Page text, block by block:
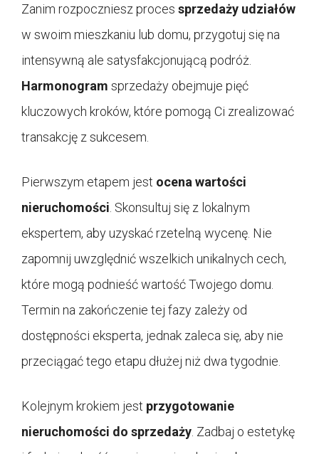
Zanim rozpoczniesz proces sprzedaży udziałów
w swoim mieszkaniu lub domu, przygotuj się na
intensywną ale satysfakcjonującą podróż.
Harmonogram sprzedaży obejmuje pięć
kluczowych kroków, które pomogą Ci zrealizować
transakcję z sukcesem.
Pierwszym etapem jest ocena wartości
nieruchomości . Skonsultuj się z lokalnym
ekspertem, aby uzyskać rzetelną wycenę. Nie
zapomnij uwzględnić wszelkich unikalnych cech,
które mogą podnieść wartość Twojego domu.
Termin na zakończenie tej fazy zależy od
dostępności eksperta, jednak zaleca się, aby nie
przeciągać tego etapu dłużej niż dwa tygodnie.
Kolejnym krokiem jest przygotowanie
nieruchomości do sprzedaży . Zadbaj o estetykę